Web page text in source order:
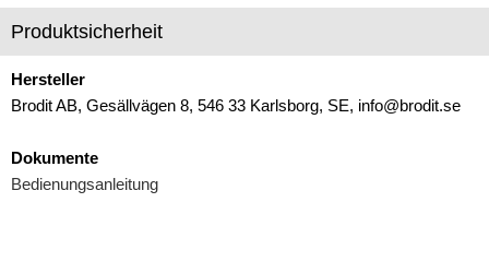
Werkstatt
Produktsicherheit
Hersteller
Brodit AB, Gesällvägen 8, 546 33 Karlsborg, SE, info@brodit.se
Dokumente
Bedienungsanleitung